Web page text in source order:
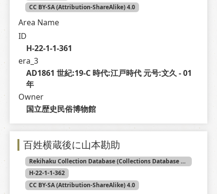
CC BY-SA (Attribution-ShareAlike) 4.0
Area Name
ID
H-22-1-1-361
era_3
AD1861 世紀:19-C 時代:江戸時代 元号:文久 - 01
年
Owner
国立歴史民俗博物館
百姓横蔵後に山本勘助
Rekihaku Collection Database (Collections Database of the National Museum of Japanese History)
H-22-1-1-362
CC BY-SA (Attribution-ShareAlike) 4.0